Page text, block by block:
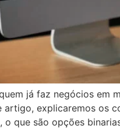
já faz negócios em
artigo, explicaremos os
o que são opções